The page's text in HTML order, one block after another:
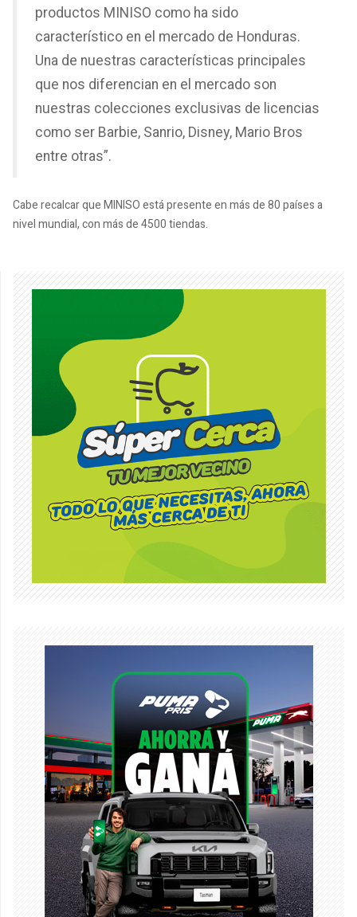
productos MINISO como ha sido
característico en el mercado de Honduras.
Una de nuestras características principales
que nos diferencian en el mercado son
nuestras colecciones exclusivas de licencias
como ser Barbie, Sanrio, Disney, Mario Bros
entre otras”.
Cabe recalcar que MINISO está presente en más de 80 países a
nivel mundial, con más de 4500 tiendas.